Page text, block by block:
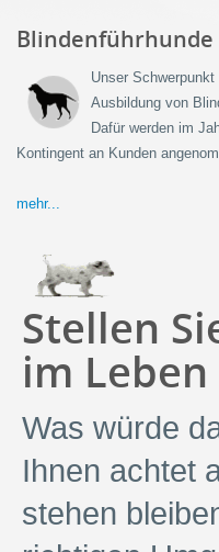
Blindenführhunde
Unser
Ausbildung von
Dafür werden im
Kontingent an Kunden
mehr...
Stellen
im
Was würde
Ihnen achtet
stehen